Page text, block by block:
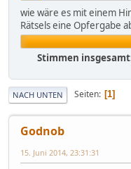
wie wäre es mit einem
Rätsels eine Opfergabe
Stimmen
NACH UNTEN Seiten 1
Godnob
15. Juni 2014, 23:31:31